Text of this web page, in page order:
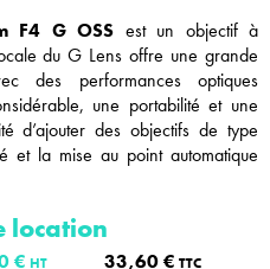
F4 G OSS est un objectif à
du G Lens offre une grande
des performances optiques
une portabilité et une
d’ajouter des objectifs de type
et la mise au point automatique
location
€ HT 33,60 € TTC